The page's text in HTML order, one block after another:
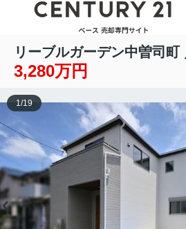
リーブルガーデン中曽司町
3,280万円
1/19